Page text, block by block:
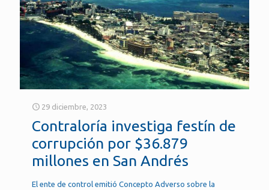
29 diciembre, 2023
Contraloría investiga festín de
corrupción por $36.879
millones en San Andrés
El ente de control emitió Concepto Adverso sobre la